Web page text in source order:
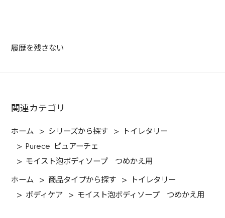
履歴を残さない
関連カテゴリ
ホーム > シリーズから探す >
トイレタリー
>
Purece ピュアーチェ
> モイスト泡ボディソープ つめかえ用
ホーム > 商品タイプから探す >
トイレタリー
> ボディケア > モイスト泡ボディソープ つめかえ用